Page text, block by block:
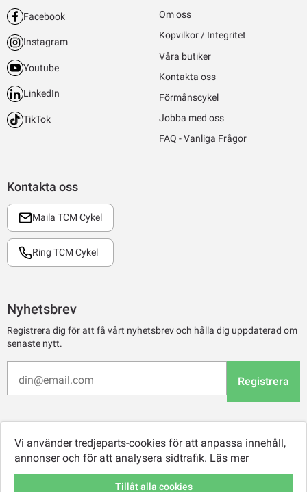
Kontakta oss
Maila TCM Cykel
Ring TCM Cykel
Facebook
Instagram
Youtube
LinkedIn
TikTok
Om oss
Köpvilkor / Integritet
Våra butiker
Kontakta oss
Förmånscykel
Jobba med oss
FAQ - Vanliga Frågor
Nyhetsbrev
Registrera dig för att få vårt nyhetsbrev och hålla dig uppdaterad om
senaste nytt.
Registrera
Vi använder tredjeparts-cookies för att anpassa innehåll,
annonser och för att analysera sidtrafik. Läs mer
Tillåt alla cookies